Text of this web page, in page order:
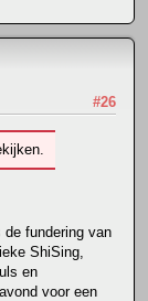
#26
de fundering van
ShiSing,
en
voor een